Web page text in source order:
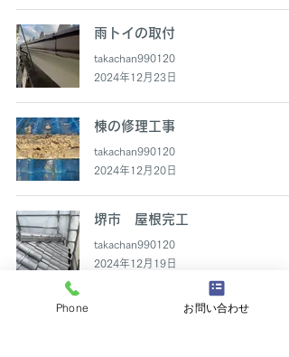
雨トイの取付
takachan990120
2024年12月23日
棟の修理工事
takachan990120
2024年12月20日
堺市 屋根完工
takachan990120
2024年12月19日
Phone お問い合わせ